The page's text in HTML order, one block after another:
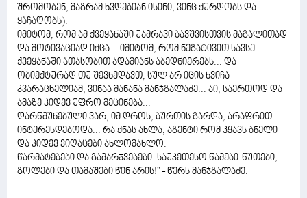
შრომობენ, მაგრამ ხვდებიან ისინი, ვინც ქურდობს და
ყაჩაღობს).
იმიტომ, რომ ამ ქვეყანაში უამრავი ბავშვისთვის მაგალითად
და მოტივაციად იქცა... იმიტომ, რომ ნეგატივით სავსე
ქვეყანაში ათასობით ადამიანს აბედნიერებს... და
ობიექტურად თუ შევხედავთ, სულ არ იცის ხვიჩა
კვარაცხელიამ, ვინაა მანანა მანჯგალაძე... აი, საერთოდ და
ამაზე კიდევ უფრო მეცინება...
დარწმუნებული ვარ, იმ დროს, ბურთის გარდა, არაფრით
ინტერესდებოდა... რა ქნას ახლა, აგენტი რომ ჰყავს ბნელი
და კიდევ ვიღაცები ახლომახლო.
წარმატებები და გამარჯვებები. საუკეთესო წამები-წუთები,
გოლები და თამაშები წინ არის!" - წერს მანჯგალაძე.